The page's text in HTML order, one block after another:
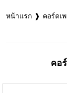
หน้าแรก คอร์ดเ
คอ